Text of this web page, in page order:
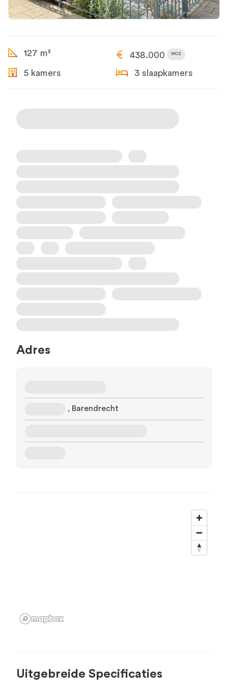
127 m² 438.000 WOZ
5 kamers 3 slaapkamers
Adres
, Barendrecht
Uitgebreide Specificaties